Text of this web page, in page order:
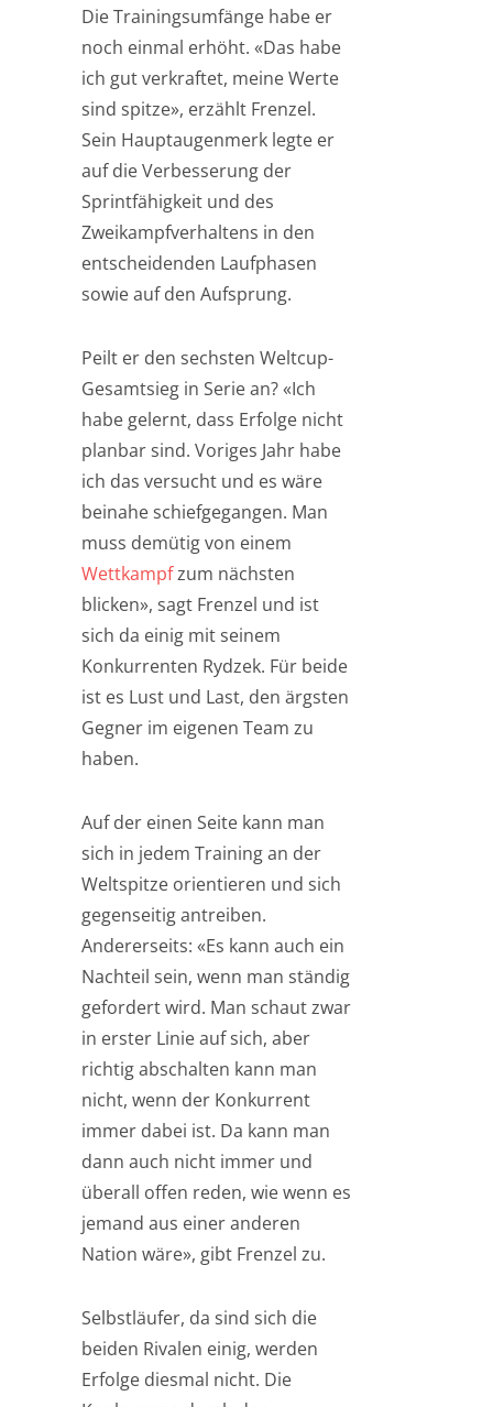
Die Trainingsumfänge habe er
noch einmal erhöht. «Das habe
ich gut verkraftet, meine Werte
sind spitze», erzählt Frenzel.
Sein Hauptaugenmerk legte er
auf die Verbesserung der
Sprintfähigkeit und des
Zweikampfverhaltens in den
entscheidenden Laufphasen
sowie auf den Aufsprung.
Peilt er den sechsten Weltcup-
Gesamtsieg in Serie an? «Ich
habe gelernt, dass Erfolge nicht
planbar sind. Voriges Jahr habe
ich das versucht und es wäre
beinahe schiefgegangen. Man
muss demütig von einem
Wettkampfzum nächsten
blicken», sagt Frenzel und ist
sich da einig mit seinem
Konkurrenten Rydzek. Für beide
ist es Lust und Last, den ärgsten
Gegner im eigenen Team zu
haben.
Auf der einen Seite kann man
sich in jedem Training an der
Weltspitze orientieren und sich
gegenseitig antreiben.
Andererseits: «Es kann auch ein
Nachteil sein, wenn man ständig
gefordert wird. Man schaut zwar
in erster Linie auf sich, aber
richtig abschalten kann man
nicht, wenn der Konkurrent
immer dabei ist. Da kann man
dann auch nicht immer und
überall offen reden, wie wenn es
jemand aus einer anderen
Nation wäre», gibt Frenzel zu.
Selbstläufer, da sind sich die
beiden Rivalen einig, werden
Erfolge diesmal nicht. Die